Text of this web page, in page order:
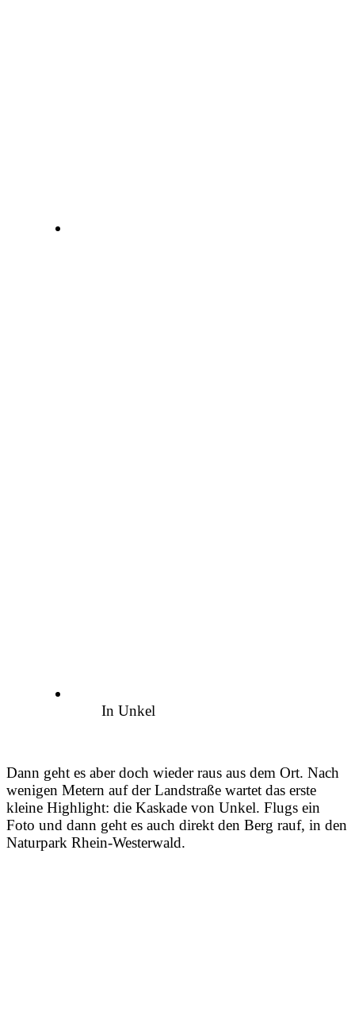
In Unkel
Dann geht es aber doch wieder raus aus dem Ort. Nach
wenigen Metern auf der Landstraße wartet das erste
kleine Highlight: die Kaskade von Unkel. Flugs ein
Foto und dann geht es auch direkt den Berg rauf, in den
Naturpark Rhein-Westerwald.